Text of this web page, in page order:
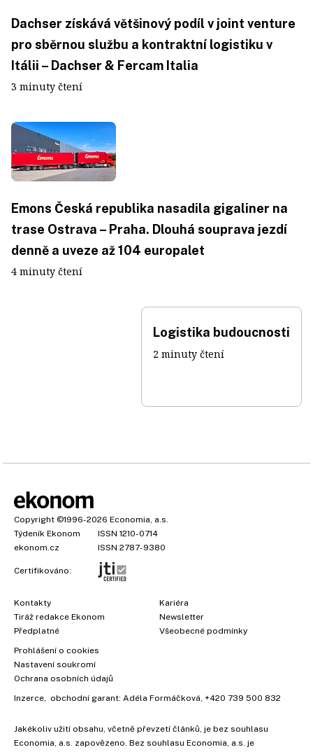
Dachser získává většinový podíl v joint venture
pro sběrnou službu a kontraktní logistiku v
Itálii – Dachser & Fercam Italia
3 minuty čtení
Emons Česká republika nasadila gigaliner na
trase Ostrava – Praha. Dlouhá souprava jezdí
denně a uveze až 104 europalet
4 minuty čtení
Logistika budoucnosti
2 minuty čtení
Copyright ©1996-2026 Economia, a.s.
Týdeník Ekonom
ISSN 1210-0714
ekonom.cz
ISSN 2787-9380
Certifikováno:
Kontakty
Tiráž redakce Ekonom
Předplatné
Kariéra
Newsletter
Všeobecné podmínky
Prohlášení o cookies
Nastavení soukromí
Ochrana osobních údajů
Inzerce , obchodní garant: Adéla Formáčková +420 739 500 832
Jakékoliv užití obsahu, včetně převzetí článků, je bez souhlasu
Economia, a.s. zapovězeno. Bez souhlasu Economia, a.s. je